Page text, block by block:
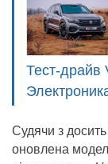
Тест-драйв
Судячи з
оновлена